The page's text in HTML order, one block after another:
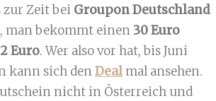
zur Zeit bei Groupon Deutschland
man bekommt einen 30 Euro
Euro. Wer also vor hat, bis Juni
kann sich denDeal mal ansehen.
nicht in Österreich und